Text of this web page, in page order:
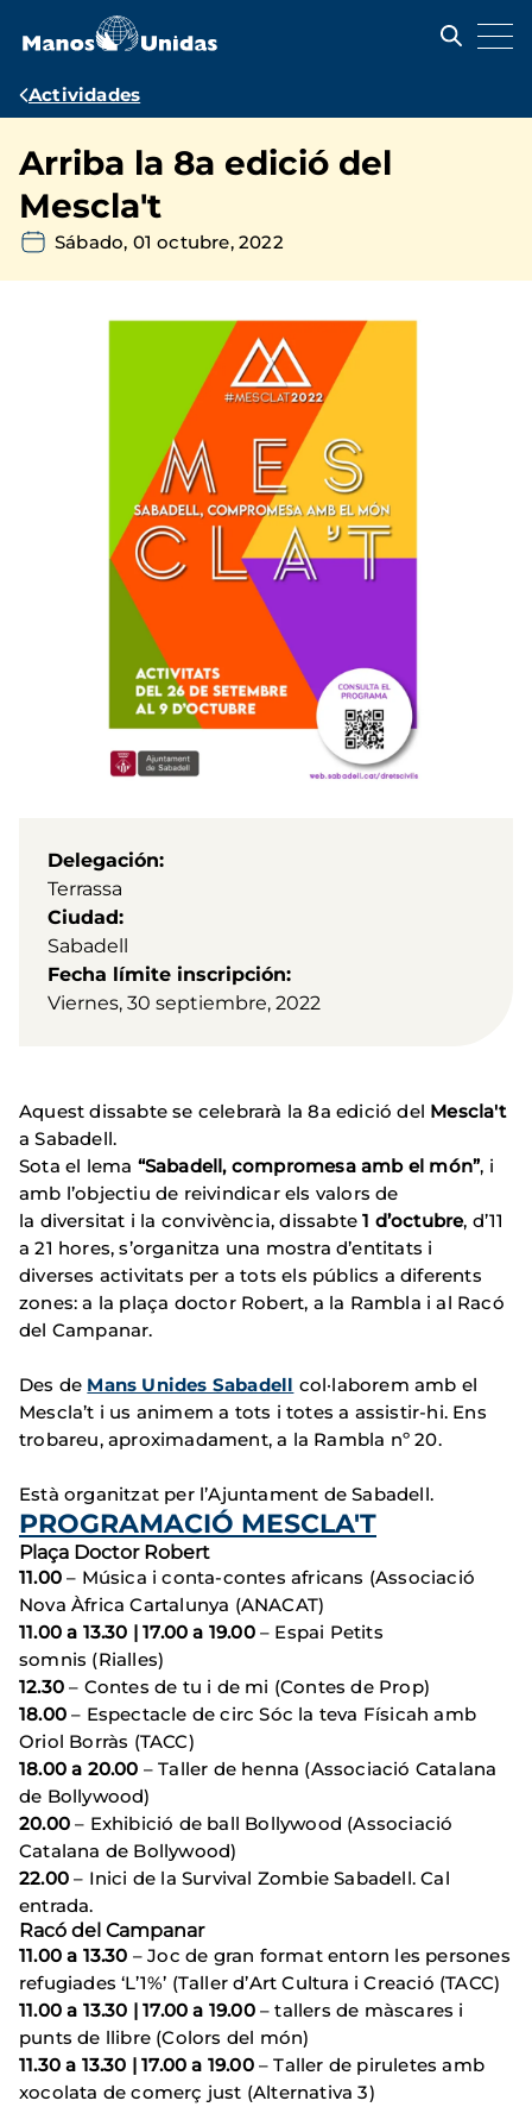
contenido
Ruta
navegación
Actividades
Arriba la 8a edició del
Mescla't
Sábado, 01 octubre, 2022
Delegación
Terrassa
Ciudad
Sabadell
Fecha límite inscripción
Viernes, 30 septiembre, 2022
Aquest dissabte se celebrarà la 8a edició del Mescla't
a Sabadell.
Sota el lema “Sabadell, compromesa amb el món”, i
amb l’objectiu de reivindicar els valors de
la diversitat i la convivència, dissabte1 d’octubre, d’11
a 21 hores, s’organitza una mostra d’entitats i
diverses activitats per a tots els públics a diferents
zones: a la plaça doctor Robert, a la Rambla i al Racó
del Campanar.
Des de Mans Unides Sabadell col·laborem amb el
Mescla’t i us animem a tots i totes a assistir-hi. Ens
trobareu, aproximadament, a la Rambla nº 20.
Està organitzat per l’Ajuntament de Sabadell.
PROGRAMACIÓ MESCLA'T
Plaça Doctor Robert
11.00 – Música i conta-contes africans (Associació
Nova Àfrica Cartalunya (ANACAT)
11.00 a 13.30 | 17.00 a 19.00– Espai Petits
somnis (Rialles)
12.30 – Contes de tu i de mi (Contes de Prop)
18.00 – Espectacle de circ Sóc la teva Físicah amb
Oriol Borràs (TACC)
18.00 a 20.00 – Taller de henna (Associació Catalana
de Bollywood)
20.00 – Exhibició de ball Bollywood (Associació
Catalana de Bollywood)
22.00 – Inici de la Survival Zombie Sabadell. Cal
entrada.
Racó del Campanar
11.00 a 13.30 – Joc de gran format entorn les persones
refugiades ‘L’1%’ (Taller d’Art Cultura i Creació (TACC)
11.00 a 13.30 | 17.00 a 19.00– tallers de màscares i
punts de llibre (Colors del món)
11.30 a 13.30 | 17.00 a 19.00 – Taller de piruletes amb
xocolata de comerç just (Alternativa 3)